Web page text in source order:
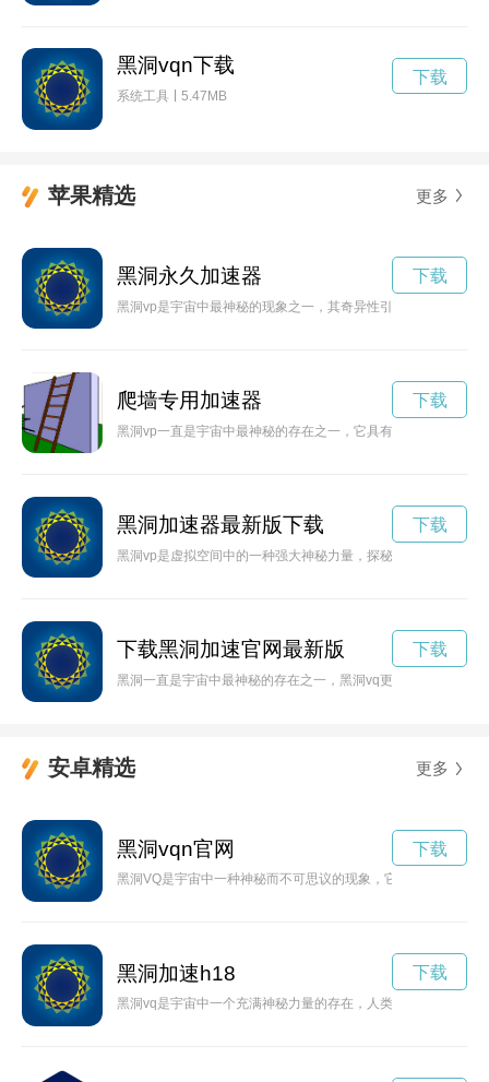
黑洞vqn下载
系统工具 5.47MB
下载
苹果精选 更多
黑洞永久加速器
黑洞vp是宇宙中最神秘的现象之一，其奇异性引发了物理学家
下载
爬墙专用加速器
黑洞vp一直是宇宙中最神秘的存在之一，它具有强大的引力吸
下载
黑洞加速器最新版下载
黑洞vp是虚拟空间中的一种强大神秘力量，探秘黑洞vp的奥秘
下载
下载黑洞加速官网最新版
黑洞一直是宇宙中最神秘的存在之一，黑洞vq更是让人们疑惑
下载
安卓精选 更多
黑洞vqn官网
黑洞VQ是宇宙中一种神秘而不可思议的现象，它们拥有着迷人
下载
黑洞加速h18
黑洞vq是宇宙中一个充满神秘力量的存在，人类一直在探索这
下载